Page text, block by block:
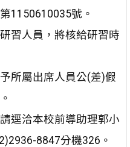
1150610035號。
習人員，將核給研習時
所屬出席人員公(差)假
逕洽本校前導助理郭小
8847分機326。